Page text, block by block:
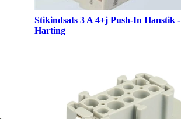
Stikindsats 3 A 4+j Push-In Hanstik -
Harting